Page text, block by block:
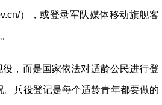
），或登录军队媒体移动旗舰客
，而是国家依法对适龄公民进行登
兵役登记是每个适龄青年都要做的